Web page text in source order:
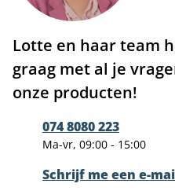
Lotte en haar team
graag met al je
onze producten!
074 8080 223
Ma-vr, 09:00 - 15:00
Schrijf me een e-